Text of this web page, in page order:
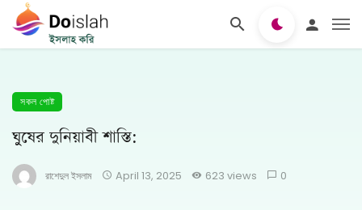
সকল পোষ্ট
ঘুষের দুনিয়াবী শাস্তি:
রাশেদুল ইসলাম April 13, 2025 623 views 0